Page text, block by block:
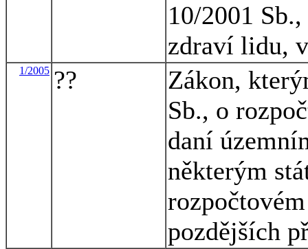
10/2001
zdraví lidu,
1/2005 ??
Zákon,
Sb., o
daní
některým
pozdějších